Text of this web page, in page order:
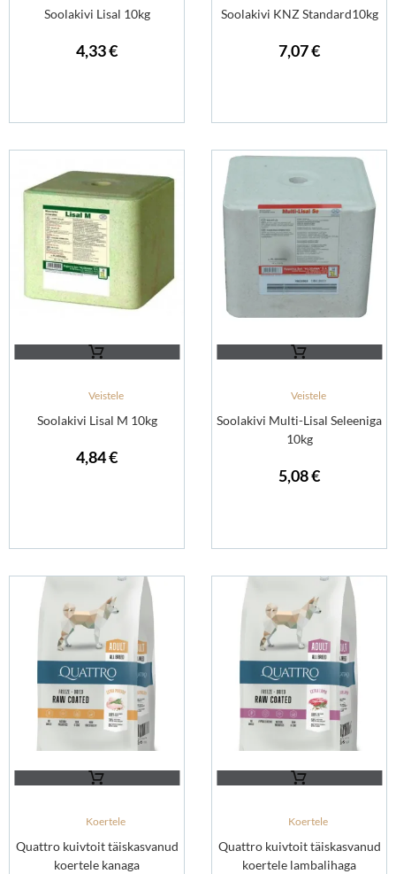
Soolakivi Lisal 10kg
4,33€
Soolakivi KNZ Standard10kg
7,07€
Veistele
Soolakivi Lisal M 10kg
4,84€
Veistele
Soolakivi Multi-Lisal Seleeniga
10kg
5,08€
Koertele
Quattro kuivtoit täiskasvanud
koertele kanaga
Koertele
Quattro kuivtoit täiskasvanud
koertele lambalihaga